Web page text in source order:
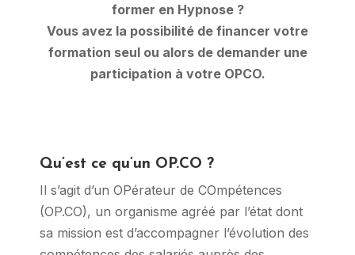
former en Hypnose ?
Vous avez la possibilité de financer votre
formation seul ou alors de demander une
participation à votre OPCO.
Qu’est ce qu’un OP.CO ?
Il s’agit d’un OPérateur de COmpétences
(OP.CO), un organisme agréé par l’état dont
sa mission est d’accompagner l’évolution des